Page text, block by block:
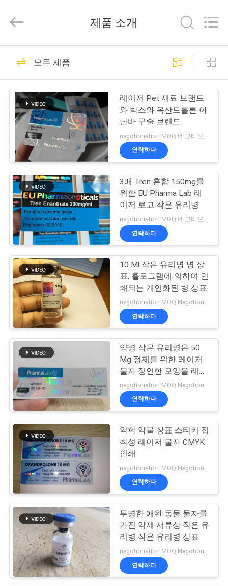
제
리
에
대
하
여
공
장
여
행
품
질
관
연
락
주
세
요
2017
(Xiamen)
Rights
유리제 작은 유리병
상표
302
약병 라벨
254
10mL 작은 유리병
상표
139
주문 작은 유리병 상
표
111
10ml 작은 유리병 상
자
45
제품 소개
모든 제품
레이저 Pet 재료 브랜드
와 박스와 옥산드롤론 아
난바 구술 브랜드
negotionation MOQ:네고티오네이션
연락하다
3배 Tren 혼합 150mg를
위한 EU Pharma Lab 레
이저 로고 작은 유리병
연락하다
10 Ml 작은 유리병 병 상
표, 홀로그램에 의하여 인
쇄되는 개인화된 병 상표
연락하다
약병 작은 유리병은 50
Mg 정제를 위한 레이저
물자 정연한 모양을 레테
르를 붙입니다
negotionation MOQ:Negotionation
연락하다
약학 약물 상표 스티커 접
착성 레이저 물자 CMYK
인쇄
negotionation MOQ:Negotionation
연락하다
투명한 애완 동물 물자를
가진 약제 서류상 작은 유
리병 작은 유리병 상표
연락하다